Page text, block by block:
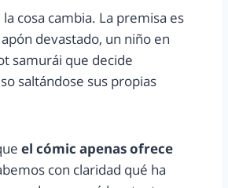
cosa cambia. La premisa es
devastado, un niño en
samurái que decide
saltándose sus propias
el cómic apenas ofrece
con claridad qué ha